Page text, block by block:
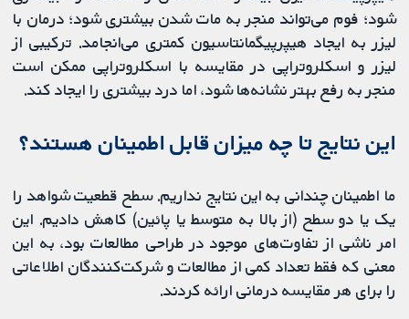
شود؛ فوم می‌تواند منجر به مات شدن بیشتری شود؛ درمان با
لیزر به ایجاد هیپرپیگمانتاسیون کمتری می‌انجامد. ترکیبی از
لیزر و اسکلروتراپی در مقایسه با اسکلروتراپی ممکن است
منجر به رفع بهتر نشانه‌ها شود، اما درد بیشتری را ایجاد کند.
این نتایج تا چه میزان قابل‌ اطمینان هستند؟
ما اطمینان چندانی به این نتایج نداریم. سطح قطعیت شواهد را
یک یا دو سطح (از بالا به متوسط یا پائین) کاهش دادیم. این
امر ناشی از تفاوت‌های موجود در طراحی مطالعات بود، به این
معنی که فقط تعداد کمی از مطالعات و شرکت‌کنندگان اطلاعاتی
را برای هر مقایسه درمانی ارائه کردند.